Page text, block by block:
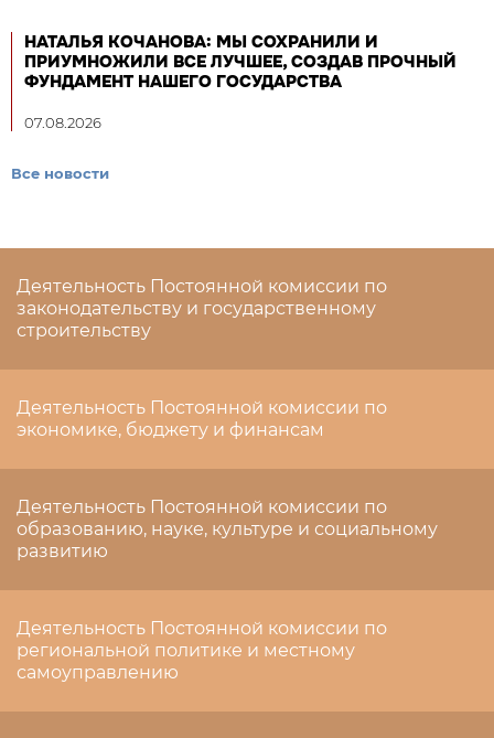
НАТАЛЬЯ КОЧАНОВА: МЫ СОХРАНИЛИ И
ПРИУМНОЖИЛИ ВСЕ ЛУЧШЕЕ, СОЗДАВ ПРОЧНЫЙ
ФУНДАМЕНТ НАШЕГО ГОСУДАРСТВА
07.08.2026
Все новости
Деятельность Постоянной комиссии по
законодательству и государственному
строительству
Деятельность Постоянной комиссии по
экономике, бюджету и финансам
Деятельность Постоянной комиссии по
образованию, науке, культуре и социальному
развитию
Деятельность Постоянной комиссии по
региональной политике и местному
самоуправлению